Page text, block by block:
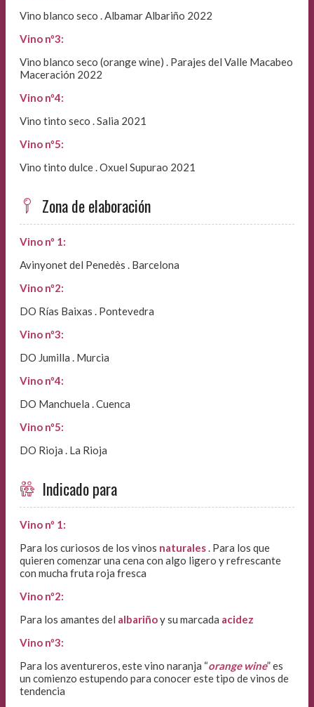
Vino blanco seco . Albamar Albariño 2022
Vino nº3:
Vino blanco seco (orange wine) . Parajes del Valle Macabeo
Maceración 2022
Vino nº4:
Vino tinto seco . Salia 2021
Vino nº5:
Vino tinto dulce . Oxuel Supurao 2021
Zona de elaboración
Vino nº 1:
Avinyonet del Penedès . Barcelona
Vino nº2:
DO Rías Baixas . Pontevedra
Vino nº3:
DO Jumilla . Murcia
Vino nº4:
DO Manchuela . Cuenca
Vino nº5:
DO Rioja . La Rioja
Indicado para
Vino nº 1:
Para los curiosos de los vinos naturales. Para los que
quieren comenzar una cena con algo ligero y refrescante
con mucha fruta roja fresca
Vino nº2:
Para los amantes del albariñoy su marcada acidez
Vino nº3:
Para los aventureros, este vino naranja “orange wine” es
un comienzo estupendo para conocer este tipo de vinos de
tendencia